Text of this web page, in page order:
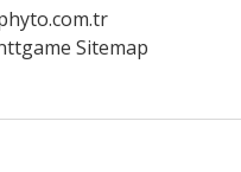
Sitemap